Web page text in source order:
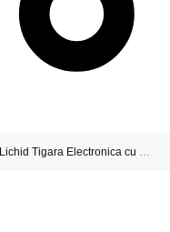
Lichid Tigara Electronica cu Nicotina